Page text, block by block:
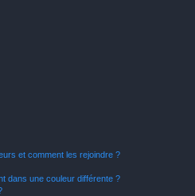
et comment les rejoindre ?
dans une couleur différente ?